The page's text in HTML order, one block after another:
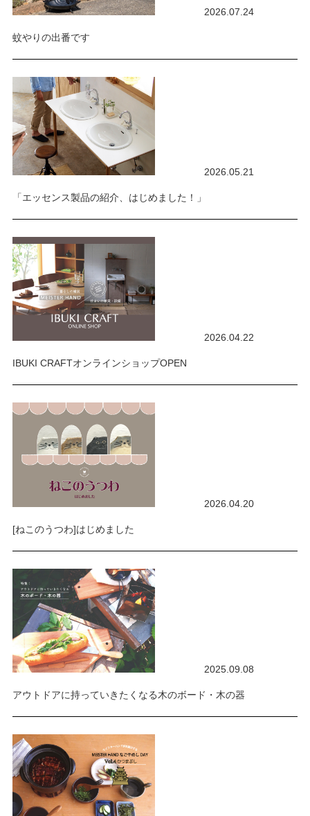
2026.07.24
蚊やりの出番です
2026.05.21
「エッセンス製品の紹介、はじめました！」
2026.04.22
IBUKI CRAFTオンラインショップOPEN
2026.04.20
[ねこのうつわ]はじめました
2025.09.08
アウトドアに持っていきたくなる木のボード・木の器